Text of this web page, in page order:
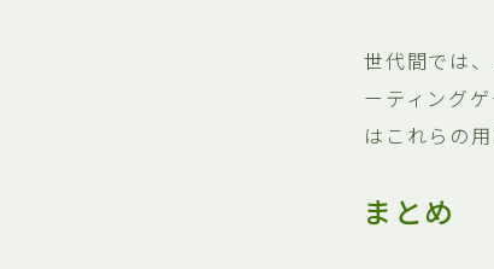
世代間では
ーティング
はこれらの
まとめ